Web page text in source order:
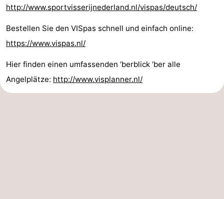
Vlaanderen
-
Nieuwvliet
-
Cadzand
-
http://www.sportvisserijnederland.nl/vispas/deutsch/
Bestellen Sie den VISpas schnell und einfach online:
https://www.vispas.nl/
Hier finden einen umfassenden ‘berblick ‘ber alle
Angelplätze: http://www.visplanner.nl/